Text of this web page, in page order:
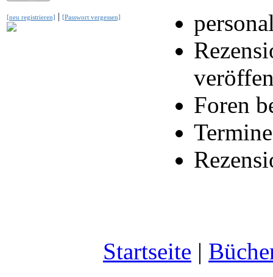
[neu registrieren] | [Passwort vergessen]
Foren
Startseite |